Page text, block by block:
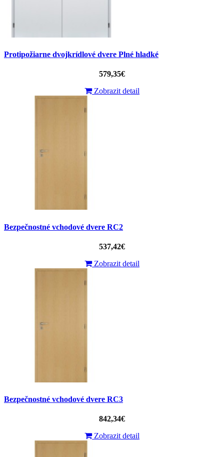
Protipožiarne dvojkrídlové dvere Plné hladké
579,35€
Zobrazit detail
Bezpečnostné vchodové dvere RC2
537,42€
Zobrazit detail
Bezpečnostné vchodové dvere RC3
842,34€
Zobrazit detail